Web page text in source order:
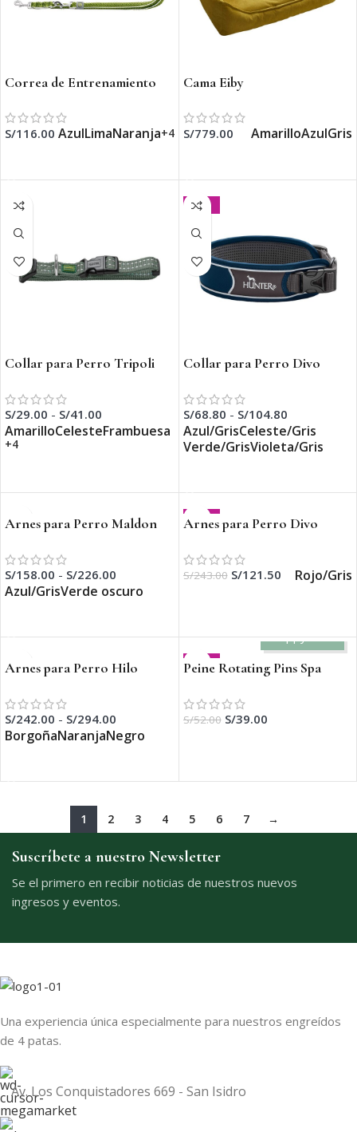
Correa de Entrenamiento
S/116.00 AzulLimaNaranja+4
Cama Eiby
S/779.00 AmarilloAzulGris
Collar para Perro Tripoli
S/29.00 - S/41.00
AmarilloCelesteFrambuesa
+4
-20%
Collar para Perro Divo
S/68.80 - S/104.80
Azul/GrisCeleste/Gris
Verde/GrisVioleta/Gris
Arnes para Perro Maldon
S/158.00 - S/226.00
Azul/GrisVerde oscuro
Arnes para Perro Divo
S/243.00 S/121.50 Rojo/Gris
Arnes para Perro Hilo
S/242.00 - S/294.00
BorgoñaNaranjaNegro
Happy Cats
-25%
Peine Rotating Pins Spa
S/52.00 S/39.00
1 2 3 4 5 6 7 →
Suscríbete a nuestro Newsletter
Se el primero en recibir noticias de nuestros nuevos
ingresos y eventos.
Una experiencia única especialmente para nuestros engreídos
de 4 patas.
Av. Los Conquistadores 669 - San Isidro